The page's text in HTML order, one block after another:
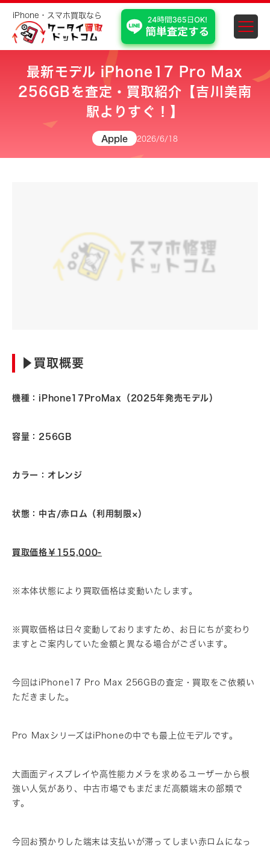
iPhone・スマホ買取なら
スマホ・iPhone買取 埼玉
最新モデル iPhone17 Pro Max
256GBを査定・買取紹介【吉川美南
駅よりすぐ！】
Apple 2026/6/18
▶︎買取概要
機種：iPhone17ProMax（2025年発売モデル）
容量：256GB
カラー：オレンジ
状態：中古/赤ロム（利用制限×）
買取価格￥155,000-
※本体状態により買取価格は変動いたします。
※買取価格は日々変動しておりますため、お日にちが変わり
ますとご案内していた金額と異なる場合がございます。
今回はiPhone17 Pro Max 256GBの査定・買取をご依頼い
ただきました。
Pro MaxシリーズはiPhoneの中でも最上位モデルです。
大画面ディスプレイや高性能カメラを求めるユーザーから根
強い人気があり、中古市場でもまだまだ高額端末の部類で
す。
今回お預かりした端末は支払いが滞ってしまい赤ロムになっ